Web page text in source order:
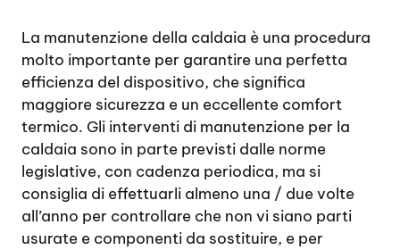
La manutenzione della caldaia è una procedura
molto importante per garantire una perfetta
efficienza del dispositivo, che significa
maggiore sicurezza e un eccellente comfort
termico. Gli interventi di manutenzione per la
caldaia sono in parte previsti dalle norme
legislative, con cadenza periodica, ma si
consiglia di effettuarli almeno una / due volte
all’anno per controllare che non vi siano parti
usurate e componenti da sostituire, e per